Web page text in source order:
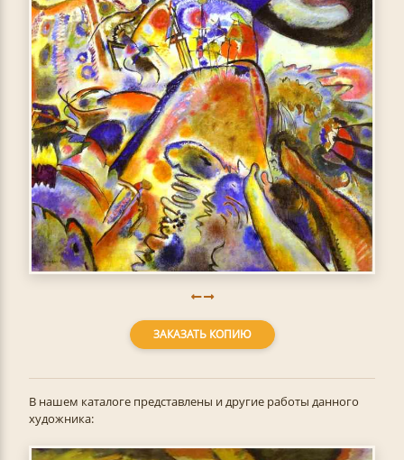
ЗАКАЗАТЬ КОПИЮ
В нашем каталоге представлены и другие работы данного
художника: